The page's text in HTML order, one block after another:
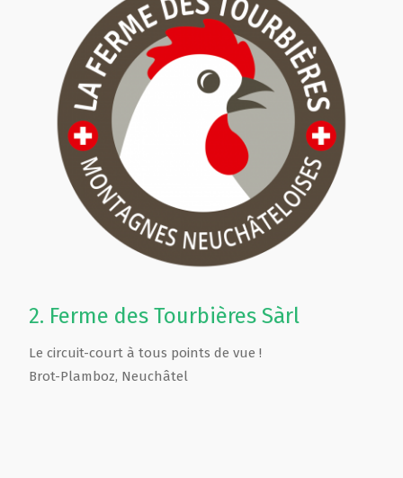
2. Ferme des Tourbières Sàrl
Le circuit-court à tous points de vue !
Brot-Plamboz, Neuchâtel